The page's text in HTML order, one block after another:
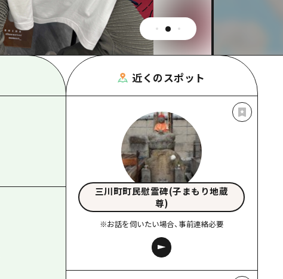
近くのスポット
三川町町民慰霊碑(子まもり地蔵
尊)
※お話を伺いたい場合、事前連絡必要